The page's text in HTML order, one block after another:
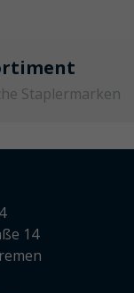
Staplermarken
14